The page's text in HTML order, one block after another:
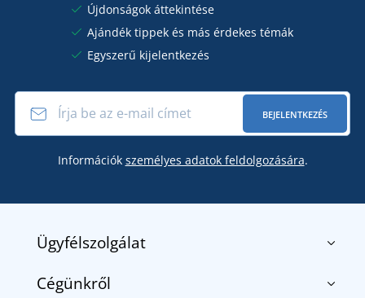
Újdonságok áttekintése
Ajándék tippek és más érdekes témák
Egyszerű kijelentkezés
BEJELENTKEZÉS
Információk személyes adatok feldolgozására.
Ügyfélszolgálat
Kapcsolat
Cégünkről